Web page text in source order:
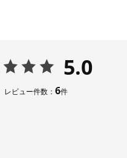
5.0
レビュー件数： 6件